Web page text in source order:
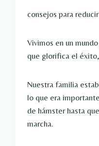
consejos para
Vivimos en un
que glorifica el
Nuestra familia
lo que era
de hámster hasta
marcha.